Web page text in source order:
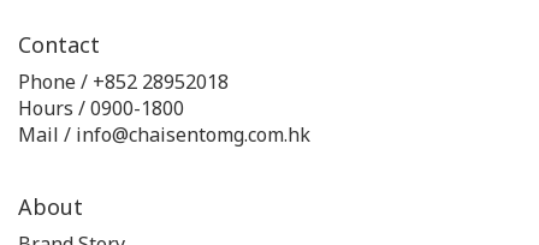
Contact
Phone / +852 28952018
Hours / 0900-1800
Mail / info@chaisentomg.com.hk
About